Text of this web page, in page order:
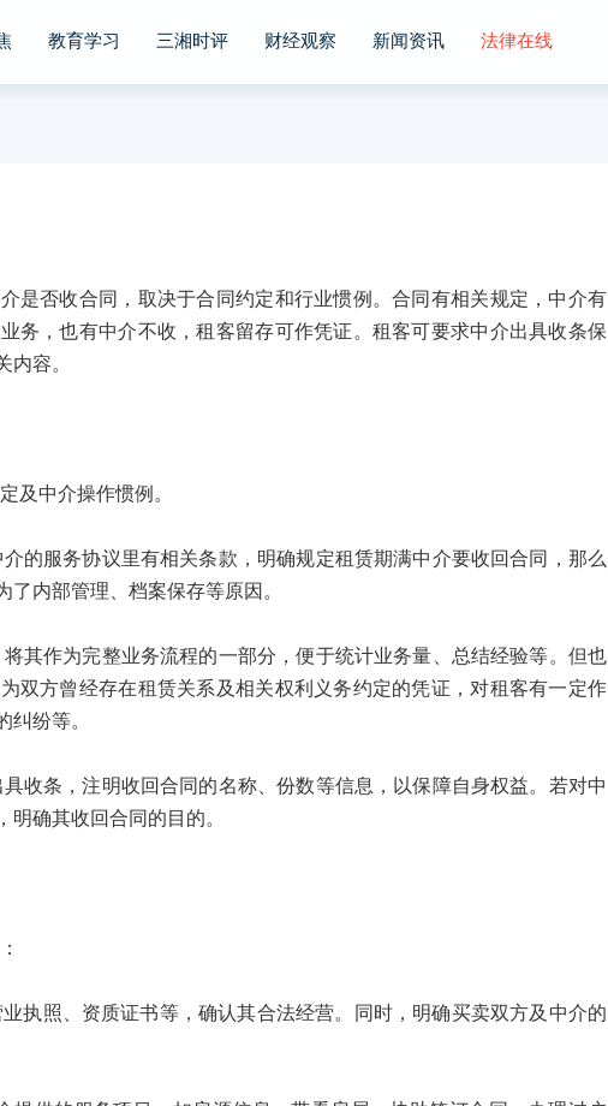
教育学习 三湘时评 财经观察 新闻资讯 法律在线
否收合同，取决于合同约定和行业惯例。合同有相关规定，中介有
务，也有中介不收，租客留存可作凭证。租客可要求中介出具收条保
内容。
中介操作惯例。
服务协议里有相关条款，明确规定租赁期满中介要收回合同，那么
内部管理、档案保存等原因。
作为完整业务流程的一部分，便于统计业务量、总结经验等。但也
双方曾经存在租赁关系及相关权利义务约定的凭证，对租客有一定作
纠纷等。
条，注明收回合同的名称、份数等信息，以保障自身权益。若对中
确其收回合同的目的。
照、资质证书等，确认其合法经营。同时，明确买卖双方及中介的